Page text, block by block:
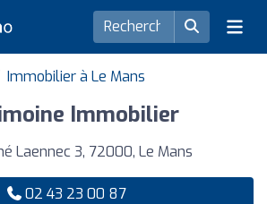
Immobilier à Le Mans
Immobilier
Laennec 3, 72000, Le Mans
02 43 23 00 87